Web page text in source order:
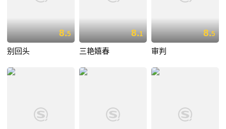
8.5
别回头
8.1
三艳嬉春
8.5
审判